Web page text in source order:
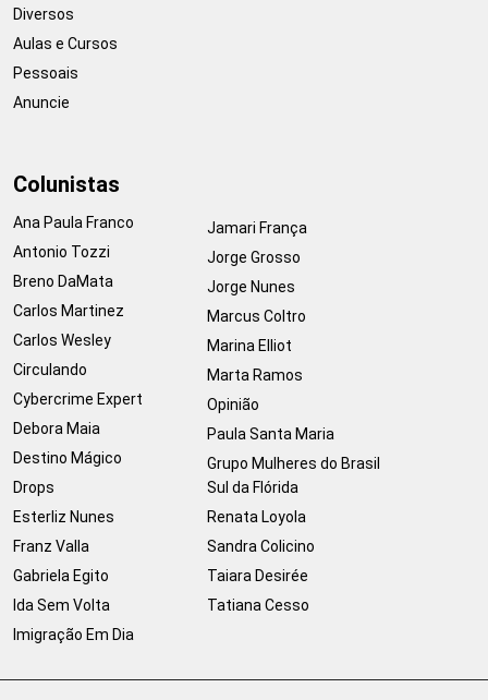
Diversos
Aulas e Cursos
Pessoais
Anuncie
Colunistas
Ana Paula Franco
Antonio Tozzi
Breno DaMata
Carlos Martinez
Carlos Wesley
Circulando
Cybercrime Expert
Debora Maia
Destino Mágico
Drops
Esterliz Nunes
Franz Valla
Gabriela Egito
Ida Sem Volta
Imigração Em Dia
Jamari França
Jorge Grosso
Jorge Nunes
Marcus Coltro
Marina Elliot
Marta Ramos
Opinião
Paula Santa Maria
Grupo Mulheres do Brasil
Sul da Flórida
Renata Loyola
Sandra Colicino
Taiara Desirée
Tatiana Cesso